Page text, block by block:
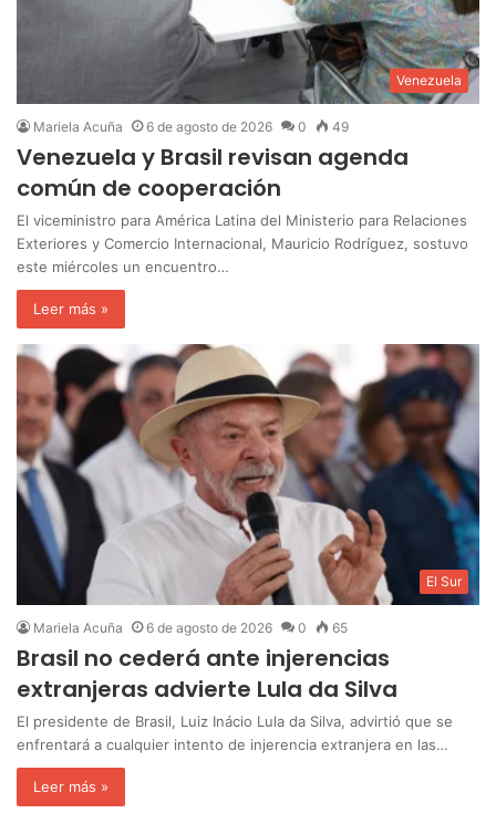
Venezuela
Mariela Acuña 6 de agosto de 2026 0 49
Venezuela y Brasil revisan agenda
común de cooperación
El viceministro para América Latina del Ministerio para Relaciones
Exteriores y Comercio Internacional, Mauricio Rodríguez, sostuvo
este miércoles un encuentro…
Leer más »
El Sur
Mariela Acuña 6 de agosto de 2026 0 65
Brasil no cederá ante injerencias
extranjeras advierte Lula da Silva
El presidente de Brasil, Luiz Inácio Lula da Silva, advirtió que se
enfrentará a cualquier intento de injerencia extranjera en las…
Leer más »